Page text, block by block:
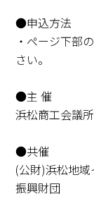
●申込方法
・ページ下部
さい。
●主 催
浜松商工会議
●共催
(公財)浜松地
振興財団